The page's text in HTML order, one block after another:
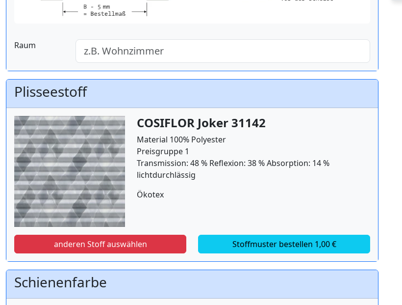
Raum
Plisseestoff
COSIFLOR Joker 31142
Material 100% Polyester
Preisgruppe 1
Transmission: 48 % Reflexion: 38 % Absorption: 14 %
lichtdurchlässig
Ökotex
anderen Stoff auswählen Stoffmuster bestellen 1,00 €
Schienenfarbe